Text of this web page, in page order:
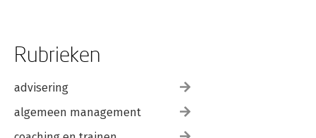
Rubrieken
advisering
algemeen management